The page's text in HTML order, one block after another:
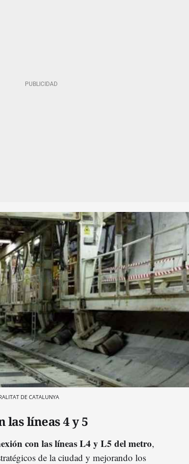
DE CATALUNYA
las líneas 4 y 5
con las líneas L4 y L5 del metro,
de la ciudad y mejorando los